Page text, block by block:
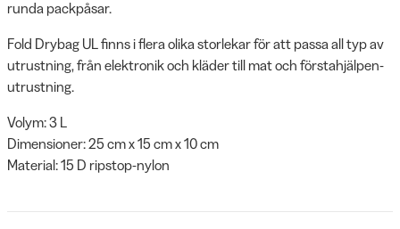
runda packpåsar.
Fold Drybag UL finns i flera olika storlekar för att passa all typ av
utrustning, från elektronik och kläder till mat och förstahjälpen-
utrustning.
Volym: 3 L
Dimensioner: 25 cm x 15 cm x 10 cm
Material: 15 D ripstop-nylon